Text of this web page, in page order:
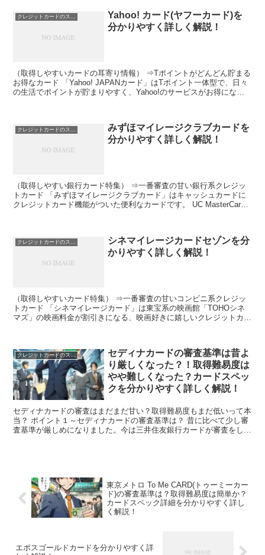
クレジットカードのスペック
Yahoo! カード(ヤフーカード)を
分かりやすく詳しく解説！
（取得しやすいカードの耳寄り情報） ⇒Tポイントがどんどん貯まる
お得なカード 「Yahoo! JAPANカード」はTポイント一体型で、日々
の生活でポイントが貯まりやすく、Yahoo!のサービスがお得になる
みずほマイレージクラブカードを
分かりやすく詳しく解説！
（取得しやすい銀行カード特集） ⇒一番審査の甘い銀行系クレジッ
トカード 「みずほマイレージクラブカード」はキャッシュカードに
クレジットカード機能がついた便利なカードです。 UC MasterCard
クレジットカードのスペック
シネマイレージカードセゾンを分
かりやすく詳しく解説！
（取得しやすいカード特集） ⇒一番審査の甘いコンビニ系クレジッ
トカード 「シネマイレージカード」は東宝系の映画館「TOHOシネ
マズ」の映画料金が割引きになる、映画好きに嬉しいクレジットカー
クレジットカードのスペック
セディナカードの審査基準は昔よ
り厳しくなった？！取得難易度は
やや難しくなった？カードスペッ
クを分かりやすく詳しく解説！
セディナカードの審査はまだまだ甘い？取得難易度もまだ低いって本
当？ ポイント１～セディナカードの審査基準は？ 昔に比べて少し審
査基準が厳しめになりました。今は三井住友銀行カードが審査をして
東京メトロ To Me CARD(トゥーミーカー
ド)の審査基準は？取得難易度は簡単か？
カードスペック詳細を分かりやすく詳し
く解説！
エポスゴールドカードを分かりやすく詳